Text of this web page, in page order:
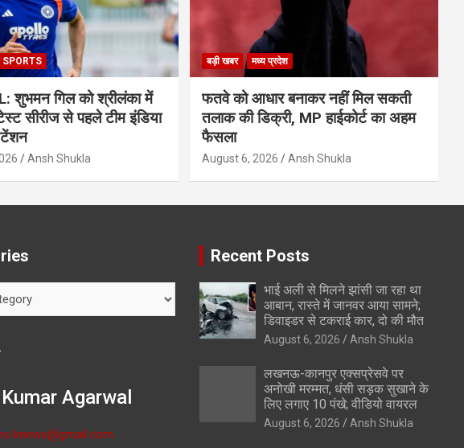
SPORTS
शुभमन गिल को श्रीलंका में
सीरीज से पहले टीम इंडिया
Ansh Shukla
बड़ी खबर मध्य प्रदेश
फतवे को आधार बनाकर नहीं मिल सकती
तलाक की डिक्री, MP हाईकोर्ट का अहम
फैसला
August 6, 2026 Ansh Shukla
Agarwal
Recent Posts
भाई अली से मिलने झांसी जा रहा था
आबान, रास्ते में जानवर आया सामने;
डिवाइडर से टकराई कार, दो की मौत
August 6, 2026 Ansh Shukla
लखनऊ-कानपुर एक्सप्रेसवे पर
अनोखी मरम्मत, धंसी सड़क सुखाने के
लिए लगाए 10 पंखे; वीडियो वायरल
August 6, 2026 Ansh Shukla